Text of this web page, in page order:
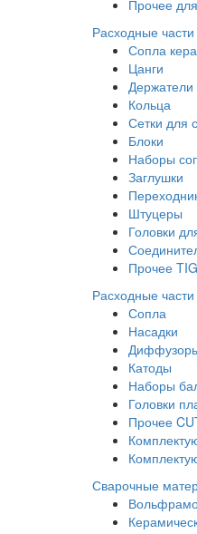
Прочее
Расходные
Сопла
Цанги
Держатели
Кольца
Сетки для
Блоки
Наборы
Заглушки
Штуцеры
Головки
Прочее TIG
Расходные
Сопла
Насадки
Катоды
Наборы
Головки
Прочее
Сварочные